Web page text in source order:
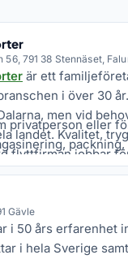
791 38 Stennäset,
är ett
i över 30
men vid
landet. Kvalitet,
flyttfirman jobbar
privatperson eller
flytt av tunga
Gävle
i 50 års erfarenhet
i hela Sverige